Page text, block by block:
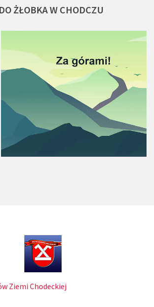
DO ŻŁOBKAW CHODCZU
Ziemi Chodeckiej